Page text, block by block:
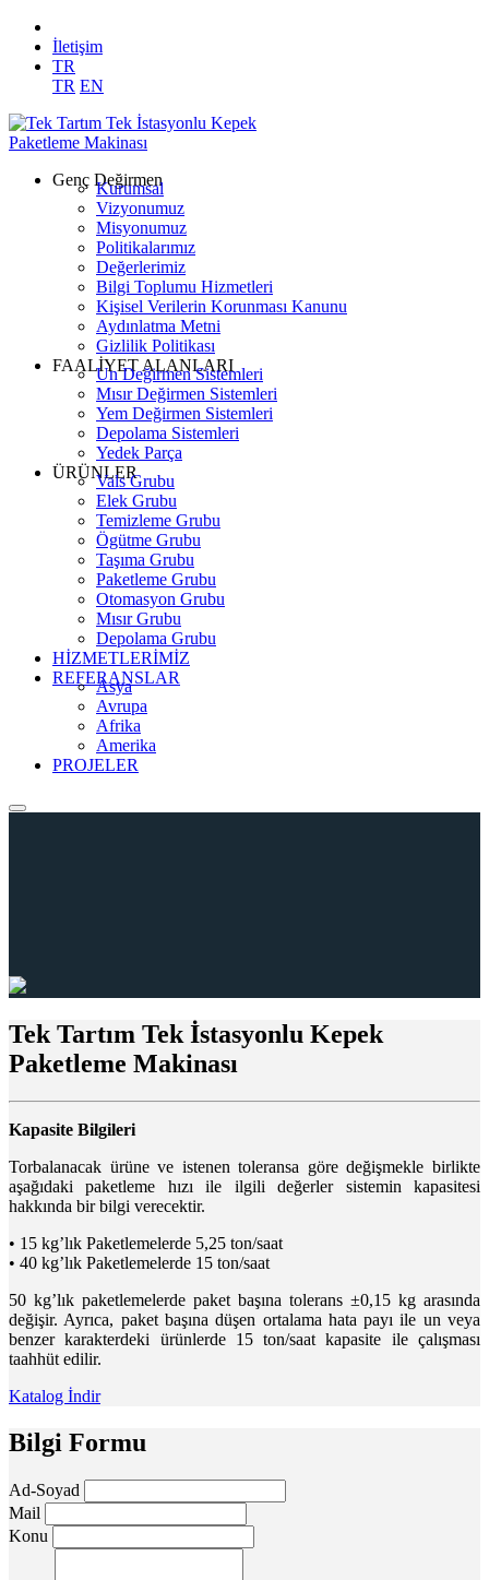
İletişim
TR
TR EN
Genç Değirmen
Kurumsal
Vizyonumuz
Misyonumuz
Politikalarımız
Değerlerimiz
Bilgi Toplumu Hizmetleri
Kişisel Verilerin Korunması Kanunu
Aydınlatma Metni
Gizlilik Politikası
FAALİYET ALANLARI
Un Değirmen Sistemleri
Mısır Değirmen Sistemleri
Yem Değirmen Sistemleri
Depolama Sistemleri
Yedek Parça
ÜRÜNLER
Vals Grubu
Elek Grubu
Temizleme Grubu
Ögütme Grubu
Taşıma Grubu
Paketleme Grubu
Otomasyon Grubu
Mısır Grubu
Depolama Grubu
HİZMETLERİMİZ
REFERANSLAR
Asya
Avrupa
Afrika
Amerika
PROJELER
Tek Tartım Tek İstasyonlu Kepek
Paketleme Makinası
Kapasite Bilgileri
Torbalanacak ürüne ve istenen toleransa göre değişmekle birlikte
aşağıdaki paketleme hızı ile ilgili değerler sistemin kapasitesi
hakkında bir bilgi verecektir.
• 15 kg’lık Paketlemelerde 5,25 ton/saat
• 40 kg’lık Paketlemelerde 15 ton/saat
50 kg’lık paketlemelerde paket başına tolerans ±0,15 kg arasında
değişir. Ayrıca, paket başına düşen ortalama hata payı ile un veya
benzer karakterdeki ürünlerde 15 ton/saat kapasite ile çalışması
taahhüt edilir.
Katalog İndir
Bilgi Formu
Ad-Soyad
Mail
Konu